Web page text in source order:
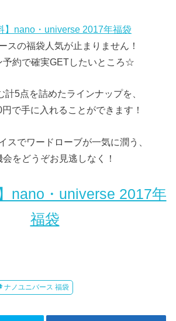
】nano・universe 2017年福袋
スの福袋人気が止まりません！
予約で確実GETしたいところ☆
計5点を詰めたラインナップを、
で手に入れることができます！
スでワードローブが一気に潤う、
会をどうぞお見逃しなく！
nano・universe 2017年
福袋
ナノユニバース 福袋